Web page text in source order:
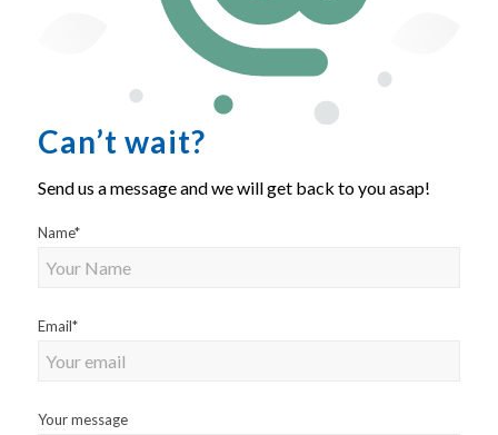
Can’t wait?
Send us a message and we will get back to you asap!
Name*
Email*
Your message